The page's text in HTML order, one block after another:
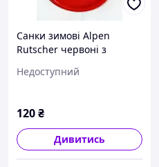
Санки зимові Alpen
Rutscher червоні з
Недоступний
120₴
Дивитись